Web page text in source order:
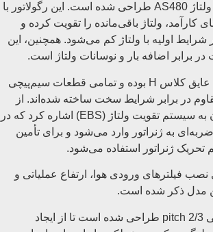
خودتحریک و رگولاتور ولتاژ AS480 طراحی شده است. این رگولاتور با
کارآمد، ولتاژ باقی‌مانده را تقویت کرده و
شرایط اولیه با ولتاژ کم می‌شود. همچنین، این
برابر اضافه بار و نوسانات ولتاژ است.
ژنراتور دارای سیستم عایق کلاس H بوده و تمامی قطعات سیم‌پیچی
در برابر شرایط سخت ساخته شده‌اند. از
دیگر ویژگی‌ها می‌توان به سیستم تقویت ولتاژ (EBS) اشاره کرد که در
به ژنراتور وارد می‌شود و برای تأمین
تحریک ژنراتور استفاده می‌شود.
فیلترهای ورودی هوا، ارتفاع عملیاتی و
مدل ذکر شده است.
این ژنراتور با سیم‌پیچی 2/3 pitch طراحی شده است تا از ایجاد